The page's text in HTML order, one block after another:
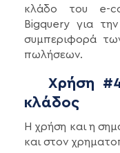
κλάδο του e-
Bigquery για
συμπεριφορά
πωλήσεων.
Χρήση #4:
κλάδος
Η χρήση και η
και στον